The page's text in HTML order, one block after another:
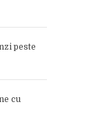
peste
cu